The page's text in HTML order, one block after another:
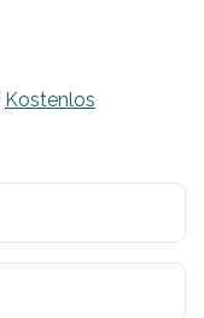
Kostenlos